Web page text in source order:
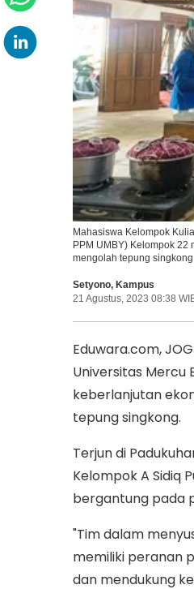
Mahasiswa Kelompok
PPM UMBY) Kelompok
mengolah tepung
Setyono, Kampus
21 Agustus, 2023 08:38
Eduwara.com,
Universitas Mercu
keberlanjutan
tepung singkong.
Terjun di
Kelompok A Sidiq
bergantung pada
"Tim dalam
memiliki peranan
dan mendukung